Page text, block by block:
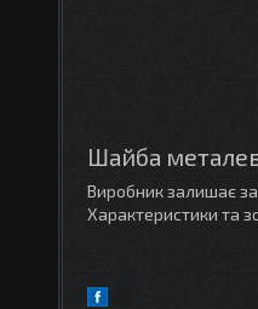
Шайба
Виробник залишає
Характеристики та